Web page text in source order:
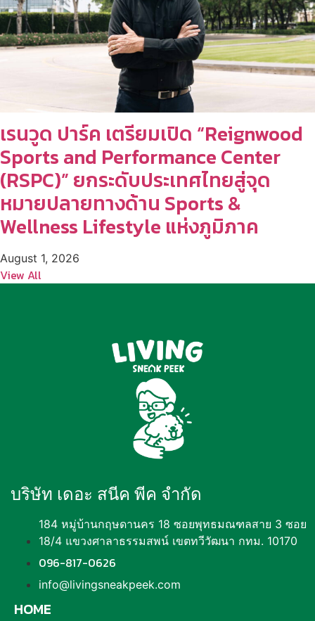
เรนวูด ปาร์ค เตรียมเปิด “Reignwood
Sports and Performance Center
(RSPC)” ยกระดับประเทศไทยสู่จุด
หมายปลายทางด้าน Sports &
Wellness Lifestyle แห่งภูมิภาค
August 1, 2026
View All
บริษัท เดอะ สนีค พีค จำกัด
184 หมู่บ้านกฤษดานคร 18 ซอยพุทธมณฑลสาย 3 ซอย
18/4 แขวงศาลาธรรมสพน์ เขตทวีวัฒนา กทม. 10170
096-817-0626
info@livingsneakpeek.com
HOME